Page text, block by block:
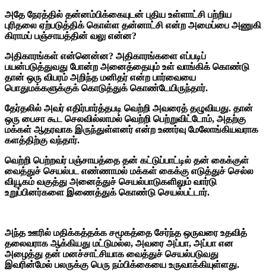
அதே நேரத்தில் தன்னம்பிக்கையுடன் புதிய உள்ளாட்சி பற்றிய
புரிதலை ஏற்படுத்திக் கொள்ள தன்னாட்சி என்ற அமைப்பை அணுகி
கிராமப் பஞ்சாயத்தின் வலு என்ன?
அதிகாரங்கள் என்னென்ன? அதிகாரங்களை எப்படிப்
பயன்படுத்துவது போன்ற அனைத்தையும் உள் வாங்கிக் கொண்டு
தான் ஒரு விபரம் அறிந்த மனிதர் என்ற பார்வையை
பொதுமக்களுக்குக் கொடுத்துக் கொண்டேயிருந்தார்.
தேர்தலில் அவர் எதிர்பார்த்தபடி வெற்றி அவரைத் தழுவியது. தான்
ஒரு பைசா கூட செலவில்லாமல் வெற்றி பெற்றுவிட்டோம், அதற்கு
மக்கள் ஆதரவாக இருந்துள்ளனர் என்ற உணர்வு மேலோங்கியவராக
களத்திற்கு வந்தார்.
வெற்றி பெற்றவர் பஞ்சாயத்தை தன் கட்டுப்பாட்டில் தன் கைக்குள்
வைத்துச் செயல்பட எண்ணாமல் மக்கள் கைக்கு எடுத்துச் செல்ல
வியூகம் வகுத்து அனைத்துச் செயல்பாடுகளிலும் வார்டு
உறுப்பினர்களை இணைத்துக் கொண்டு செயல்பட்டார்.
அந்த ஊரில் மதிக்கத்தக்க சமூகத்தை சேர்ந்த ஒருவரை உதவித்
தலைவராக ஆக்கியது மட்டுமல்ல, அவரை அப்பா, அப்பா என
அழைத்து தன் மனச்சாட்சியாக வைத்துச் செயல்படுவது
இவரின்மேல் பலருக்கு பெரு நம்பிக்கையை உருவாக்கியுள்ளது.